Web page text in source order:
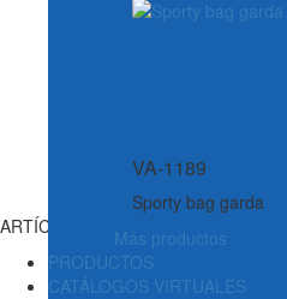
VA-1189
Sporty bag garda
Más productos
PRODUCTOS
CATÁLOGOS VIRTUALES
ARTÍCULOS DE ESCRITURA